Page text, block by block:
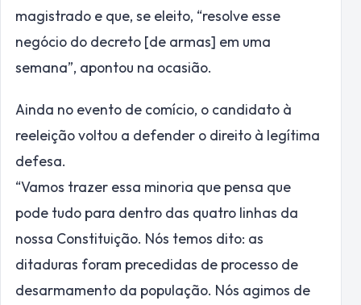
magistrado e que, se eleito, “resolve esse
negócio do decreto [de armas] em uma
semana”, apontou na ocasião.
Ainda no evento de comício, o candidato à
reeleição voltou a defender o direito à legítima
defesa.
“Vamos trazer essa minoria que pensa que
pode tudo para dentro das quatro linhas da
nossa Constituição. Nós temos dito: as
ditaduras foram precedidas de processo de
desarmamento da população. Nós agimos de